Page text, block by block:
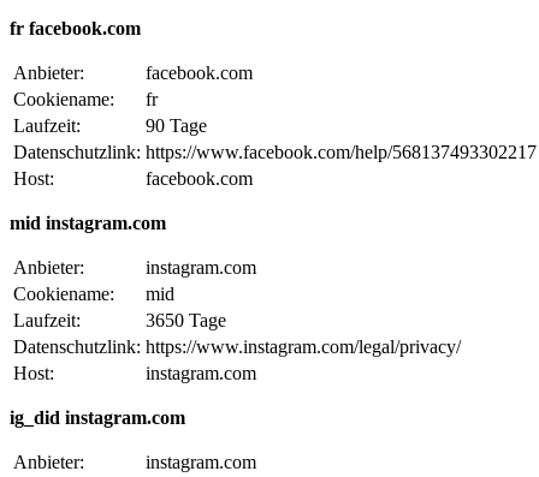
fr facebook.com
Anbieter:
facebook.com
Cookiename:
fr
Laufzeit:
90 Tage
Datenschutzlink: https://www.facebook.com/help/568137493302217
Host:
facebook.com
mid instagram.com
Anbieter:
instagram.com
Cookiename:
mid
Laufzeit:
3650 Tage
Datenschutzlink: https://www.instagram.com/legal/privacy/
Host:
instagram.com
ig_did instagram.com
Anbieter:
instagram.com